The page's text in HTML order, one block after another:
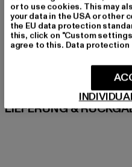
DE
GRÖSSE & PASSFORM
LIEFERUNG &
or to use cookies. This may
your data in the USA or other
the EU data protection
this, click on "Custom
agree to this. Data protection